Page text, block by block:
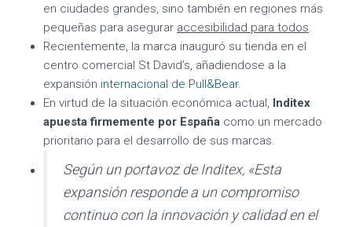
en ciudades grandes, sino también en regiones más
pequeñas para asegurar accesibilidad para todos.
Recientemente, la marca inauguró su tienda en el
centro comercial St David’s, añadiendose a la
expansión internacional de Pull&Bear.
En virtud de la situación económica actual, Inditex
apuesta firmemente por España como un mercado
prioritario para el desarrollo de sus marcas.
Según un portavoz de Inditex, «Esta
expansión responde a un compromiso
continuo con la innovación y calidad en el